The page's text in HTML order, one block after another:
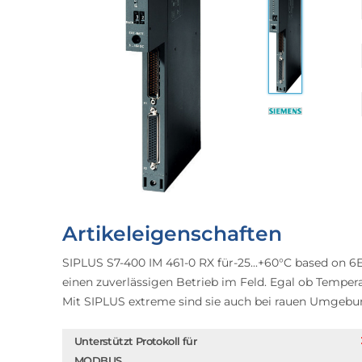
Artikeleigenschaften
SIPLUS S7-400 IM 461-0 RX für-25...+60°C based
einen zuverlässigen Betrieb im Feld. Egal ob
Mit SIPLUS extreme sind sie auch bei rauen
Unterstützt Protokoll für